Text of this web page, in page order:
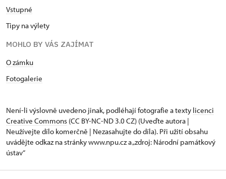
Vstupné
Tipy na výlety
MOHLO BY VÁS ZAJÍMAT
O zámku
Fotogalerie
Není-li výslovně uvedeno jinak, podléhají fotografie a texty licenci
Creative Commons (CC BY-NC-ND 3.0 CZ) (Uveďte autora |
Neužívejte dílo komerčně | Nezasahujte do díla). Při užití obsahu
uvádějte odkaz na stránky www.npu.cz a „zdroj: Národní památkový
ústav“